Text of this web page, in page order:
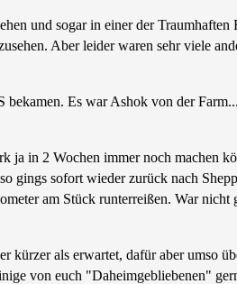
und sogar in einer der Traumhaften
Aber leider waren sehr viele
bekamen. Es war Ashok von der
ja in 2 Wochen immer noch machen
gings sofort wieder zurück nach
am Stück runterreißen. War
als erwartet, dafür aber umso
von euch "Daheimgebliebenen"